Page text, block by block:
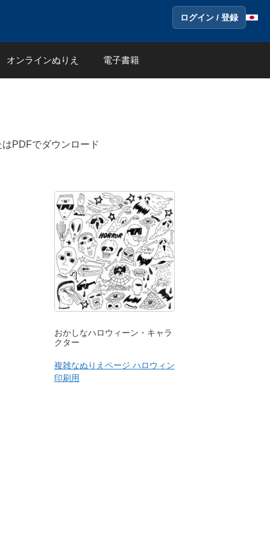
ログイン / 登録
オンラインぬりえ 電子書籍
PDFでダウンロード
おかしなハロウィーン・キャラ
クター
複雑なぬりえページ ハロウィン
印刷用